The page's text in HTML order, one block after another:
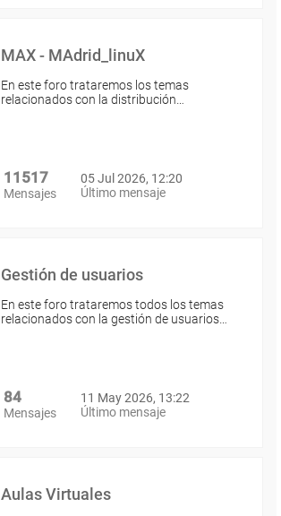
MAX - MAdrid_linuX
En este foro trataremos los temas
relacionados con la distribución…
11517
Mensajes
05 Jul 2026, 12:20
Último mensaje
Gestión de usuarios
En este foro trataremos todos los temas
relacionados con la gestión de usuarios…
84
Mensajes
11 May 2026, 13:22
Último mensaje
Aulas Virtuales